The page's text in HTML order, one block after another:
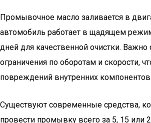
Промывочное масло заливается в
автомобиль работает в щадящем
дней для качественной очистки. Важно
ограничения по оборотам и скорости,
повреждений внутренних компонентов.
Существуют современные средства,
провести промывку всего за 5, 15 или